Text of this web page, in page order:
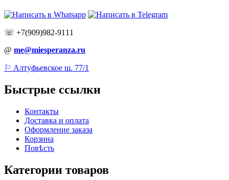
☏ +7(909)982-9111
@ me@miesperanza.ru
⚐ Алтуфьевское ш. 77/1
Быстрые ссылки
Контакты
Доставка и оплата
Оформление заказа
Корзина
Повѣсть
Категории товаров